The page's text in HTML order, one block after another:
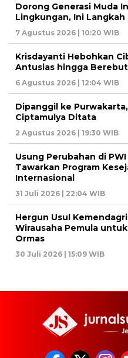
Dorong Generasi Muda
Lingkungan, Ini
7 Agustus 2026 | 10:20 WIB
Krisdayanti Hebohkan
Antusias hingga
6 Agustus 2026 | 12:04 WIB
Dipanggil ke
Ciptamulya Ditata
2 Agustus 2026 | 19:30 WIB
Usung Perubahan di
Tawarkan Program
Internasional
31 Juli 2026 | 22:04 WIB
Hergun Usul
Wirausaha Pemula
Ormas
30 Juli 2026 | 15:09 WIB